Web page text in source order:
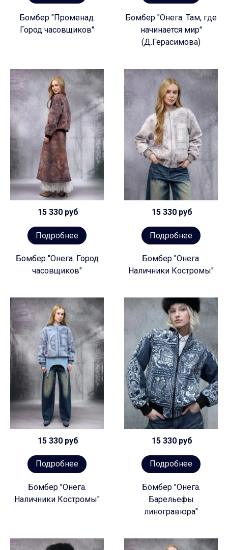
Бомбер "Променад.
Город часовщиков"
Бомбер "Онега. Там, где
начинается мир"
(Д.Герасимова)
15 330 руб
Подробнее
Бомбер "Онега. Город
часовщиков"
15 330 руб
Подробнее
Бомбер "Онега.
Наличники Костромы"
15 330 руб
Подробнее
Бомбер "Онега.
Наличники Костромы"
15 330 руб
Подробнее
Бомбер "Онега.
Барельефы
линогравюра"